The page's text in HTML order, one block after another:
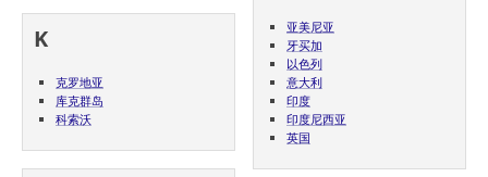
K
克罗地亚
库克群岛
科索沃
亚美尼亚
牙买加
以色列
意大利
印度
印度尼西亚
英国